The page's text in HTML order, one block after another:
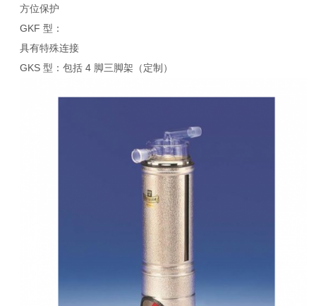
方位保护
GKF 型：
具有特殊连接
GKS 型：包括 4 脚三脚架（定制）